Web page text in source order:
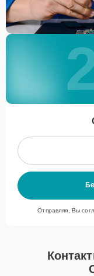
Отправляя, Вы